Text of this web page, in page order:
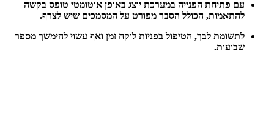
עם פתיחת הפנייה במערכת יוצג באופן אוטומטי טופס בקשה
להתאמות, הכולל הסבר מפורט על המסמכים שיש לצרף.
לתשומת לבך, הטיפול בפניות לוקח זמן ואף עשוי להימשך מספר
שבועות.